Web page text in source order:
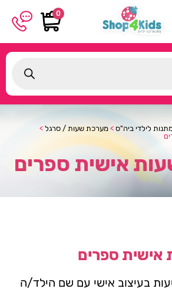
0
לילדי ביה"ס > מערכת שעות / סרגל >
אישית ספרים
ספרים
בעיצוב אישי עם שם הילד/ה